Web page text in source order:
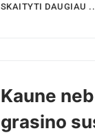
SKAITYTI DAUGIAU
Kaune
grasino